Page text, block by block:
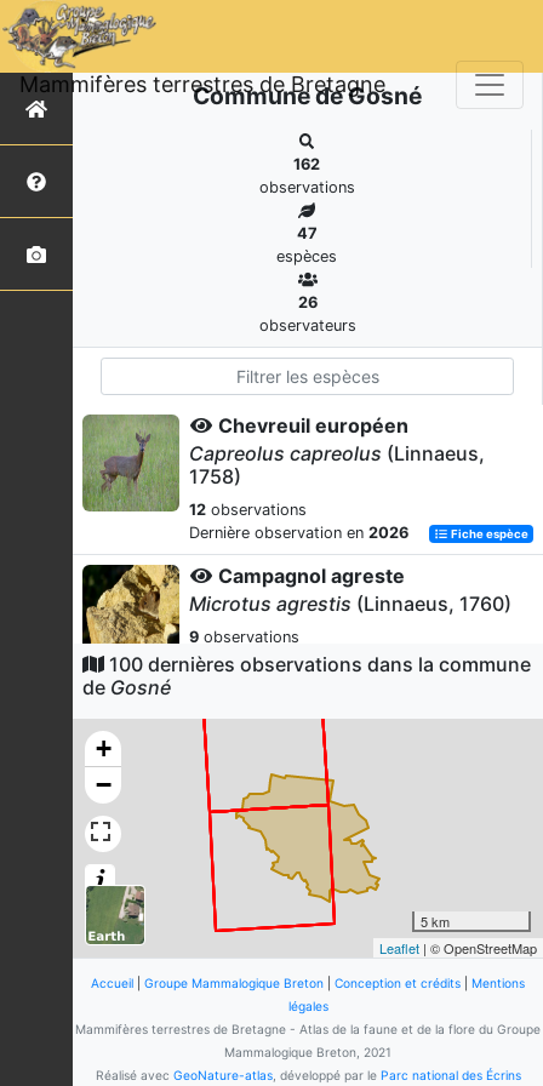
Mammifères terrestres de Bretagne
Commune de Gosné
162
observations
47
espèces
26
observateurs
Chevreuil européen
Capreolus capreolus (Linnaeus,
1758)
12 observations
Dernière observation en 2026 Fiche espèce
Campagnol agreste
Microtus agrestis (Linnaeus, 1760)
9 observations
Dernière observation en 2024 Fiche espèce
Microtus arvalis
observations
Dernière observation en
Campagnol souterrain
Microtus subterraneus
Longchamps, 1836)
observations
Dernière observation en
2024 Fiche espèce
Musaraigne couronnée
Sorex coronatus
observations
Dernière observation en
Fiche espèce
100 dernières observations dans la commune
de Gosné
+
−
5 km
Leaflet | © OpenStreetMap
Accueil Groupe Mammalogique Breton Conception et crédits
Mentions
légales
Mammifères terrestres de Bretagne - Atlas de la faune et de la flore du Groupe
Mammalogique Breton, 2021
Réalisé avec GeoNature-atlas, développé par le Parc national des Écrins